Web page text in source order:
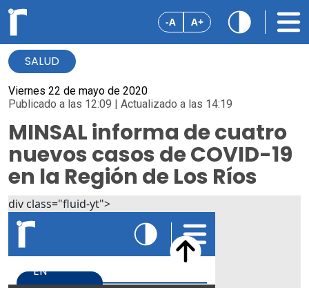
-A A+
SALUD
Viernes 22 de mayo de 2020
Publicado a las 12:09 | Actualizado a las 14:19
MINSAL informa de cuatro
nuevos casos de COVID-19
en la Región de Los Ríos
div class="fluid-yt">